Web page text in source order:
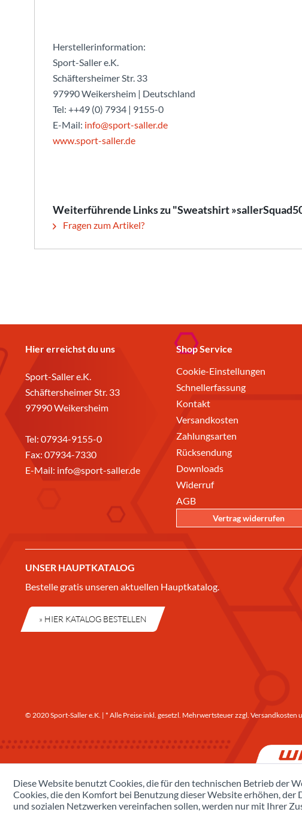
Herstellerinformation:
Sport-Saller e.K.
Schäftersheimer Str. 33
97990 Weikersheim | Deutschland
Tel: ++49 (0) 7934 | 9155-0
E-Mail: info@sport-saller.de
www.sport-saller.de
Weiterführende Links zu "Sweatshirt
Fragen zum Artikel?
Hier erreichst du uns
Sport-Saller e.K.
Schäftersheimer Str. 33
97990 Weikersheim
Tel: 07934-9155-0
Fax: 07934-7330
E-Mail: info@sport-saller.de
Shop Service
Cookie-Einstellungen
Schnellerfassung
Kontakt
Versandkosten
Zahlungsarten
Rücksendung
Downloads
Widerruf
AGB
Vertrag widerrufen
UNSER HAUPTKATALOG
Bestelle gratis unseren aktuellen Hauptkatalog.
» HIER KATALOG BESTELLEN
© 2020 Sport-Saller e.K. | * Alle Preise inkl. gesetzl. Mehrwertsteuer zzgl. Versandkosten
Diese Website benutzt Cookies, die für den technischen Betrieb der
Cookies, die den Komfort bei Benutzung dieser Website erhöhen,
und sozialen Netzwerken vereinfachen sollen, werden nur mit Ihrer